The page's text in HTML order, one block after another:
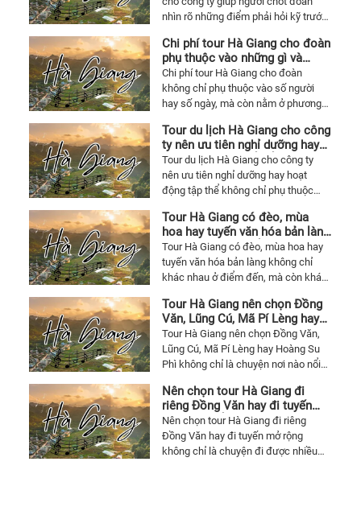
nhìn rõ những điểm phải hỏi kỹ trước
xe, khách sạn, bữa ăn đến hoạt động
tập thể và các khoản dễ phát sinh.
Chi phí tour Hà Giang cho đoàn
phụ thuộc vào những gì và
thường lệch ở đâu
Chi phí tour Hà Giang cho đoàn
không chỉ phụ thuộc vào số người
hay số ngày, mà còn nằm ở phương
cung đường, bữa ăn, hoạt động đi
kèm và cách chương trình được tổ
chức. Bài viết giúp người chốt đoàn
nhìn đúng chỗ lệch giá để chọn tour
Hà Giang mà vẫn đáng tiền.
Tour du lịch Hà Giang cho công
ty nên ưu tiên nghỉ dưỡng hay
hoạt động tập thể để chuyến đi
không bị lệch mục tiêu
Tour du lịch Hà Giang cho công ty
nên ưu tiên nghỉ dưỡng hay hoạt
động tập thể không chỉ phụ thuộc
tiêu chuyến đi, cơ cấu nhân sự và
quỹ thời gian thực tế. Bài viết giúp
doanh nghiệp chọn đúng kiểu
chương trình để đi Hà Giang mà vẫn
đáng tiền.
Tour Hà Giang có đèo, mùa
hoa hay tuyến văn hóa bản làng
sẽ hợp hơn với kiểu khách nào
Tour Hà Giang có đèo, mùa hoa hay
tuyến văn hóa bản làng không chỉ
khác nhau ở điểm đến, mà còn khác
khách phù hợp. Bài viết giúp nhìn rõ
mỗi hướng đi hợp với ai để chọn tour
Hà Giang cho đáng mà không bị lệch
kỳ vọng.
Tour Hà Giang nên chọn Đồng
Văn, Lũng Cú, Mã Pí Lèng hay
Hoàng Su Phì nếu chỉ đi một
lần cho đáng
Tour Hà Giang nên chọn Đồng Văn,
Lũng Cú, Mã Pí Lèng hay Hoàng Su
Phì không chỉ là chuyện nơi nào nổi
nghiệm cho mục tiêu chuyến đi và
người đi cùng. Bài viết giúp nhìn rõ
mỗi hướng hợp với ai để đi một lần
cho đáng.
Nên chọn tour Hà Giang đi
riêng Đồng Văn hay đi tuyến
mở rộng để chuyến đi đáng
hơn
Nên chọn tour Hà Giang đi riêng
Đồng Văn hay đi tuyến mở rộng
không chỉ là chuyện đi được nhiều